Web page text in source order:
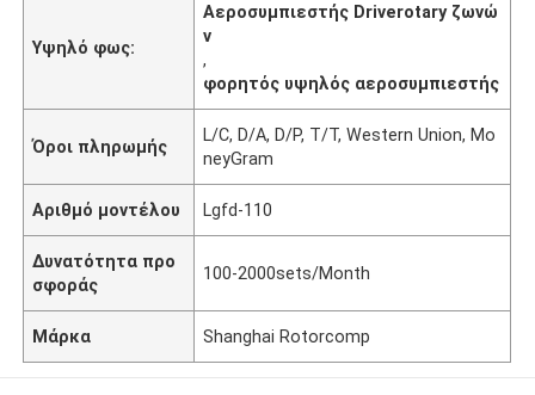
Υψηλό φως:
Αεροσυμπιεστής Driverotary ζωνώ
ν
,
φορητός υψηλός αεροσυμπιεστής
Όροι πληρωμής
L/C, D/A, D/P, T/T, Western Union, Mo
neyGram
Αριθμό μοντέλου Lgfd-110
Δυνατότητα προ
σφοράς
100-2000sets/Month
Μάρκα Shanghai Rotorcomp